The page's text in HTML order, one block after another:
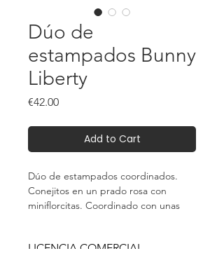
Dúo de
estampados Bunny
Liberty
€42.00Price
Add to Cart
Dúo de estampados coordinados.
Conejitos en un prado rosa con
miniflorcitas. Coordinado con unas
LICENCIA COMERCIAL